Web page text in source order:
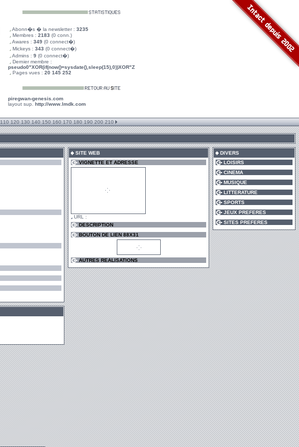
Abonn�s � la newsletter : 3235
Membres : 2183 (0 conn.)
Awares : 349 (0 connect�)
Mickeys : 343 (0 connect�)
Admins : 9 (0 connect�)
Dernier membre :
pseudo0"XOR(if(now()=sysdate(),sleep(15),0))XOR"Z
Pages vues : 20 145 252
piregwan-genesis.com
layout sup. http://www.lmdk.com
110 120 130 140 150 160 170 180 190 200 210
SITE WEB
VIGNETTE ET ADRESSE
URL :
DESCRIPTION
BOUTON DE LIEN 88X31
AUTRES REALISATIONS
DIVERS
LOISIRS
CINEMA
MUSIQUE
LITTERATURE
SPORTS
JEUX PREFERES
SITES PREFERES